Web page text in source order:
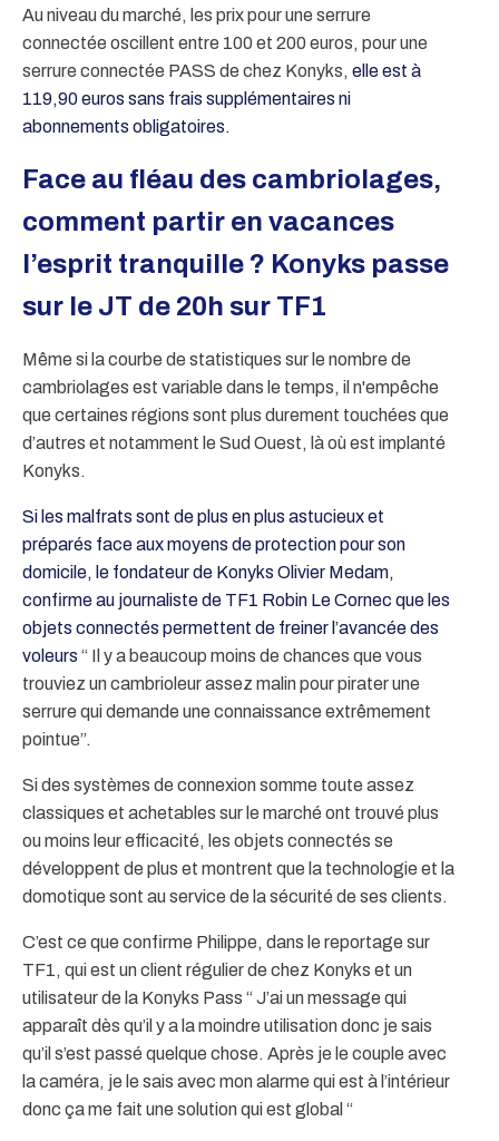
Au niveau du marché, les prix pour une serrure
connectée oscillent entre 100 et 200 euros, pour une
serrure connectée PASS de chez Konyks, elle est à
119,90 euros sans frais supplémentaires ni
abonnements obligatoires.
Face au fléau des cambriolages,
comment partir en vacances
l’esprit tranquille ? Konyks passe
sur le JT de 20h sur TF1
Même si la courbe de statistiques sur le nombre de
cambriolages est variable dans le temps, il n'empêche
que certaines régions sont plus durement touchées que
d’autres et notamment le Sud Ouest, là où est implanté
Konyks.
Si les malfrats sont de plus en plus astucieux et
préparés face aux moyens de protection pour son
domicile, le fondateur de Konyks Olivier Medam,
confirme au journaliste de TF1 Robin Le Cornec que les
objets connectés permettent de freiner l’avancée des
voleurs “ Il y a beaucoup moins de chances que vous
trouviez un cambrioleur assez malin pour pirater une
serrure qui demande une connaissance extrêmement
pointue”.
Si des systèmes de connexion somme toute assez
classiques et achetables sur le marché ont trouvé plus
ou moins leur efficacité, les objets connectés se
développent de plus et montrent que la technologie et la
domotique sont au service de la sécurité de ses clients.
C’est ce que confirme Philippe, dans le reportage sur
TF1, qui est un client régulier de chez Konyks et un
utilisateur de la Konyks Pass “ J’ai un message qui
apparaît dès qu’il y a la moindre utilisation donc je sais
qu’il s’est passé quelque chose. Après je le couple avec
la caméra, je le sais avec mon alarme qui est à l’intérieur
donc ça me fait une solution qui est global “